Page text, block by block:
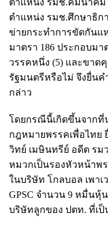
ตำแหน่ง รมช.ศึกษาธิก
ข่ายกระทำการขัดกันแ
มาตรา 186 ประกอบมา
วรรคหนึ่ง (5) และขาด
รัฐมนตรีหรือไม่ จึงยื่น
กล่าว
โดยกรณีนี้เกิดขึ้นจากที่
กฎหมายพรรคเพื่อไทย
วิทย์ เมษินทรีย์ อดีต รม
หมวกเป็นรองหัวหน้าพ
ในบริษัท โกลบอล เพา
GPSC จำนวน 9 หมื่นหุ้
บริษัทลูกของ ปตท. ที่เ